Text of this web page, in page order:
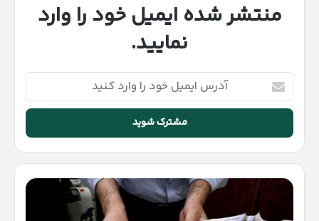
منتشر شده ایمیل خود را وارد
نمایید.
آدرس
ایمیل
خود
وارد
کنید
آیا